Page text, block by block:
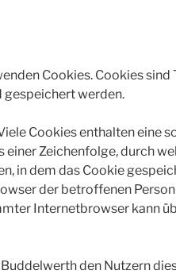
Cookies. Cookies sind
werden.
Cookies enthalten eine
einer Zeichenfolge, durch
in dem das Cookie
der betroffenen
Internetbrowser kann
den Nutzern